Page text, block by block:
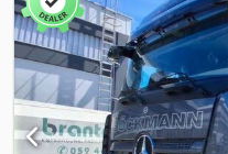
Suprastructură pentru
niveluri, aluminiu, spațiu de
proprietar, , , De asemenea,
sau îl acceptăm ca plată
și Viber. Putem organiza
Germania și Europa sau la
cerere, putem oferi și